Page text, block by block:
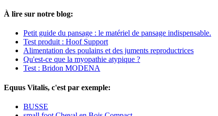
À lire sur notre blog:
Petit guide du pansage : le matériel de pansage indispensable.
Test produit : Hoof Support
Alimentation des poulains et des juments reproductrices
Qu'est-ce que la myopathie atypique ?
Test : Bridon MODENA
Equus Vitalis, c'est par exemple:
BUSSE